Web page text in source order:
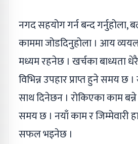
नगद सहयोग गर्न बन्द गर्नुहोला,
काममा जोडदिनुहोला । आय
मध्यम रहनेछ । खर्चका बाध्यता
विभिन्न उपहार प्राप्त हुने समय छ
साथ दिनेछन । रोकिएका काम
समय छ । नयाँ काम र जिम्मेवारी
सफल भइनेछ ।